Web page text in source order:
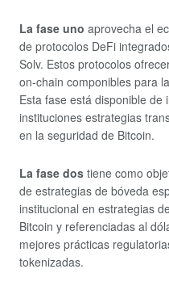
La fase uno aprovecha el
de protocolos DeFi
Solv. Estos protocolos
on-chain componibles para
Esta fase está disponible
instituciones estrategias
en la seguridad de Bitcoin.
La fase dos tiene como
de estrategias de bóveda
institucional en estrategias
Bitcoin y referenciadas al
mejores prácticas
tokenizadas.